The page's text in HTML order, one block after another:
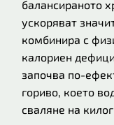
балансираното
ускоряват
комбинира с
калориен
започва по-
гориво, което
сваляне на